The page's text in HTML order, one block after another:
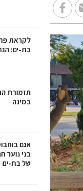
בת-ים:
תזמורת
במינה
אגם
של בת-ים